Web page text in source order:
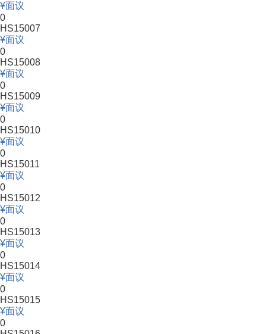
面议
0
HS15007
面议
0
HS15008
面议
0
HS15009
面议
0
HS15010
面议
0
HS15011
面议
0
HS15012
面议
0
HS15013
面议
0
HS15014
面议
0
HS15015
面议
0